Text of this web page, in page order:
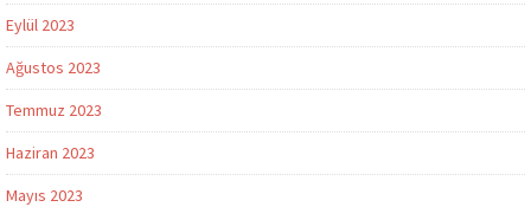
Eylül 2023
Ağustos 2023
Temmuz 2023
Haziran 2023
Mayıs 2023